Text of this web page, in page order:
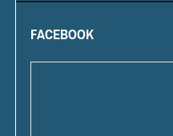
FACEBOOK